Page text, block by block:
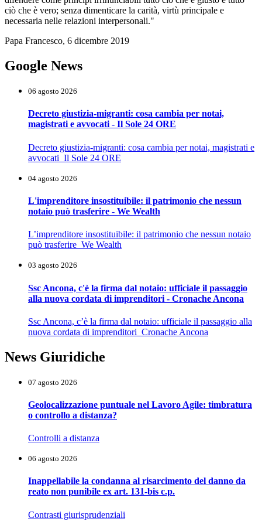
ciò che è vero; senza dimenticare la carità, virtù principale e
necessaria nelle relazioni interpersonali."
Papa Francesco, 6 dicembre 2019
Google News
06 agosto 2026
Decreto giustizia-migranti: cosa cambia per notai,
magistrati e avvocati - Il Sole 24 ORE
Decreto giustizia-migranti: cosa cambia per notai, magistrati e
avvocati Il Sole 24 ORE
04 agosto 2026
L'imprenditore insostituibile: il patrimonio che nessun
notaio può trasferire - We Wealth
L’imprenditore insostituibile: il patrimonio che nessun notaio
può trasferire We Wealth
03 agosto 2026
Ssc Ancona, c'è la firma dal notaio: ufficiale il passaggio
alla nuova cordata di imprenditori - Cronache Ancona
Ssc Ancona, c’è la firma dal notaio: ufficiale il passaggio alla
nuova cordata di imprenditori Cronache Ancona
News Giuridiche
07 agosto 2026
Geolocalizzazione puntuale nel Lavoro Agile: timbratura
o controllo a distanza?
Controlli a distanza
06 agosto 2026
Inappellabile la condanna al risarcimento del danno da
reato non punibile ex art. 131-bis c.p.
Contrasti giurisprudenziali